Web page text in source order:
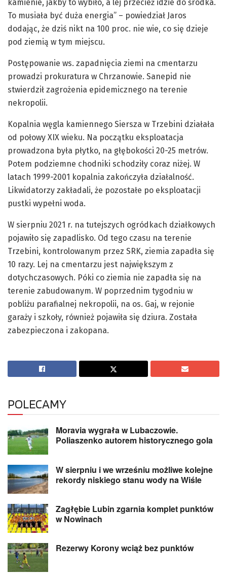
kamienie, jakby to wybiło, a lej przecież idzie do środka.
To musiała być duża energia” – powiedział Jaros
dodając, że dziś nikt na 100 proc. nie wie, co się dzieje
pod ziemią w tym miejscu.
Postępowanie ws. zapadnięcia ziemi na cmentarzu
prowadzi prokuratura w Chrzanowie. Sanepid nie
stwierdził zagrożenia epidemicznego na terenie
nekropolii.
Kopalnia węgla kamiennego Siersza w Trzebini działała
od połowy XIX wieku. Na początku eksploatacja
prowadzona była płytko, na głębokości 20-25 metrów.
Potem podziemne chodniki schodziły coraz niżej. W
latach 1999-2001 kopalnia zakończyła działalność.
Likwidatorzy zakładali, że pozostałe po eksploatacji
pustki wypełni woda.
W sierpniu 2021 r. na tutejszych ogródkach działkowych
pojawiło się zapadlisko. Od tego czasu na terenie
Trzebini, kontrolowanym przez SRK, ziemia zapadła się
10 razy. Lej na cmentarzu jest największym z
dotychczasowych. Póki co ziemia nie zapadła się na
terenie zabudowanym. W poprzednim tygodniu w
pobliżu parafialnej nekropolii, na os. Gaj, w rejonie
garaży i szkoły, również pojawiła się dziura. Została
zabezpieczona i zakopana.
POLECAMY
Moravia wygrała w Lubaczowie.
Poliaszenko autorem historycznego gola
W sierpniu i we wrześniu możliwe kolejne
rekordy niskiego stanu wody na Wiśle
Zagłębie Lubin zgarnia komplet punktów
w Nowinach
Rezerwy Korony wciąż bez punktów